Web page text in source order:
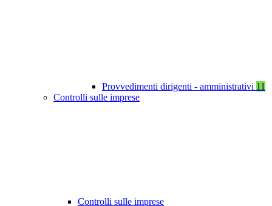
Provvedimenti dirigenti - amministrativi 11
Controlli sulle imprese
Controlli sulle imprese